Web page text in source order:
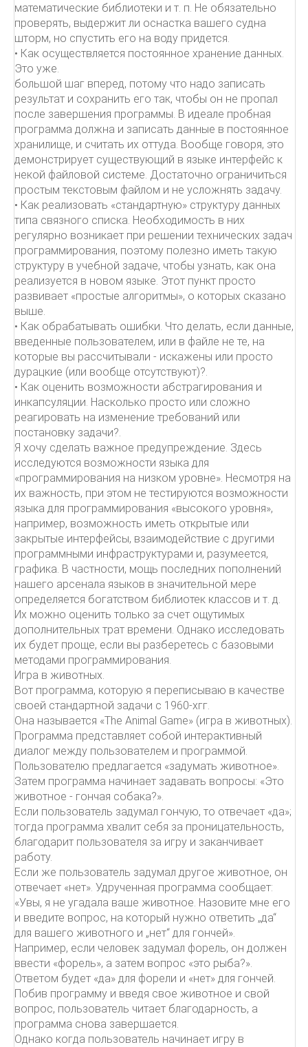
математические библиотеки и т. п. Не обязательно
проверять, выдержит ли оснастка вашего судна
шторм, но спустить его на воду придется.
• Как осуществляется постоянное хранение данных.
Это уже.
большой шаг вперед, потому что надо записать
результат и сохранить его так, чтобы он не пропал
после завершения программы. В идеале пробная
программа должна и записать данные в постоянное
хранилище, и считать их оттуда. Вообще говоря, это
демонстрирует существующий в языке интерфейс к
некой файловой системе. Достаточно ограничиться
простым текстовым файлом и не усложнять задачу.
• Как реализовать «стандартную» структуру данных
типа связного списка. Необходимость в них
регулярно возникает при решении технических задач
программирования, поэтому полезно иметь такую
структуру в учебной задаче, чтобы узнать, как она
реализуется в новом языке. Этот пункт просто
развивает «простые алгоритмы», о которых сказано
выше.
• Как обрабатывать ошибки. Что делать, если данные,
введенные пользователем, или в файле не те, на
которые вы рассчитывали - искажены или просто
дурацкие (или вообще отсутствуют)?.
• Как оценить возможности абстрагирования и
инкапсуляции. Насколько просто или сложно
реагировать на изменение требований или
постановку задачи?.
Я хочу сделать важное предупреждение. Здесь
исследуются возможности языка для
«программирования на низком уровне». Несмотря на
их важность, при этом не тестируются возможности
языка для программирования «высокого уровня»,
например, возможность иметь открытые или
закрытые интерфейсы, взаимодействие с другими
программными инфраструктурами и, разумеется,
графика. В частности, мощь последних пополнений
нашего арсенала языков в значительной мере
определяется богатством библиотек классов и т. д.
Их можно оценить только за счет ощутимых
дополнительных трат времени. Однако исследовать
их будет проще, если вы разберетесь с базовыми
методами программирования.
Игра в животных.
Вот программа, которую я переписываю в качестве
своей стандартной задачи с 1960-хгг.
Она называется «The Animal Game» (игра в животных).
Программа представляет собой интерактивный
диалог между пользователем и программой.
Пользователю предлагается «задумать животное».
Затем программа начинает задавать вопросы: «Это
животное - гончая собака?».
Если пользователь задумал гончую, то отвечает «да»;
тогда программа хвалит себя за проницательность,
благодарит пользователя за игру и заканчивает
работу.
Если же пользователь задумал другое животное, он
отвечает «нет». Удрученная программа сообщает:
«Увы, я не угадала ваше животное. Назовите мне его
и введите вопрос, на который нужно ответить „да“
для вашего животного и „нет“ для гончей».
Например, если человек задумал форель, он должен
ввести «форель», а затем вопрос «это рыба?».
Ответом будет «да» для форели и «нет» для гончей.
Побив программу и введя свое животное и свой
вопрос, пользователь читает благодарность, а
программа снова завершается.
Однако когда пользователь начинает игру в